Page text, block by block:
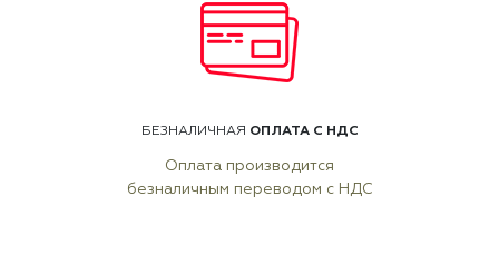
БЕЗНАЛИЧНАЯ ОПЛАТА С НДС
Оплата производится
безналичным переводом с НДС